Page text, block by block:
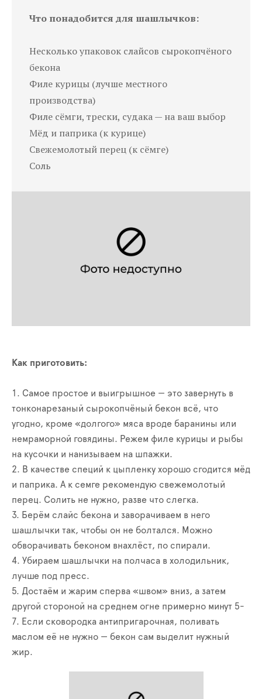
Что понадобится для шашлычков:
Несколько упаковок слайсов сырокопчёного
бекона
Филе курицы (лучше местного
производства)
Филе сёмги, трески, судака — на ваш выбор
Мёд и паприка (к курице)
Свежемолотый перец (к сёмге)
Соль
Как приготовить:
1. Самое простое и выигрышное — это завернуть в
тонконарезаный сырокопчёный бекон всё, что
угодно, кроме «долгого» мяса вроде баранины или
немраморной говядины. Режем филе курицы и рыбы
на кусочки и нанизываем на шпажки.
2. В качестве специй к цыпленку хорошо сгодится мёд
и паприка. А к семге рекомендую свежемолотый
перец. Солить не нужно, разве что слегка.
3. Берём слайс бекона и заворачиваем в него
шашлычки так, чтобы он не болтался. Можно
обворачивать беконом внахлёст, по спирали.
4. Убираем шашлычки на полчаса в холодильник,
лучше под пресс.
5. Достаём и жарим сперва «швом» вниз, а затем
другой стороной на среднем огне примерно минут 5-
7. Если сковородка антипригарочная, поливать
маслом её не нужно — бекон сам выделит нужный
жир.